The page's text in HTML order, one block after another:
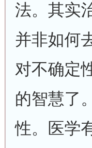
法。其实
并非如何
对不确定
的智慧了
性。医学